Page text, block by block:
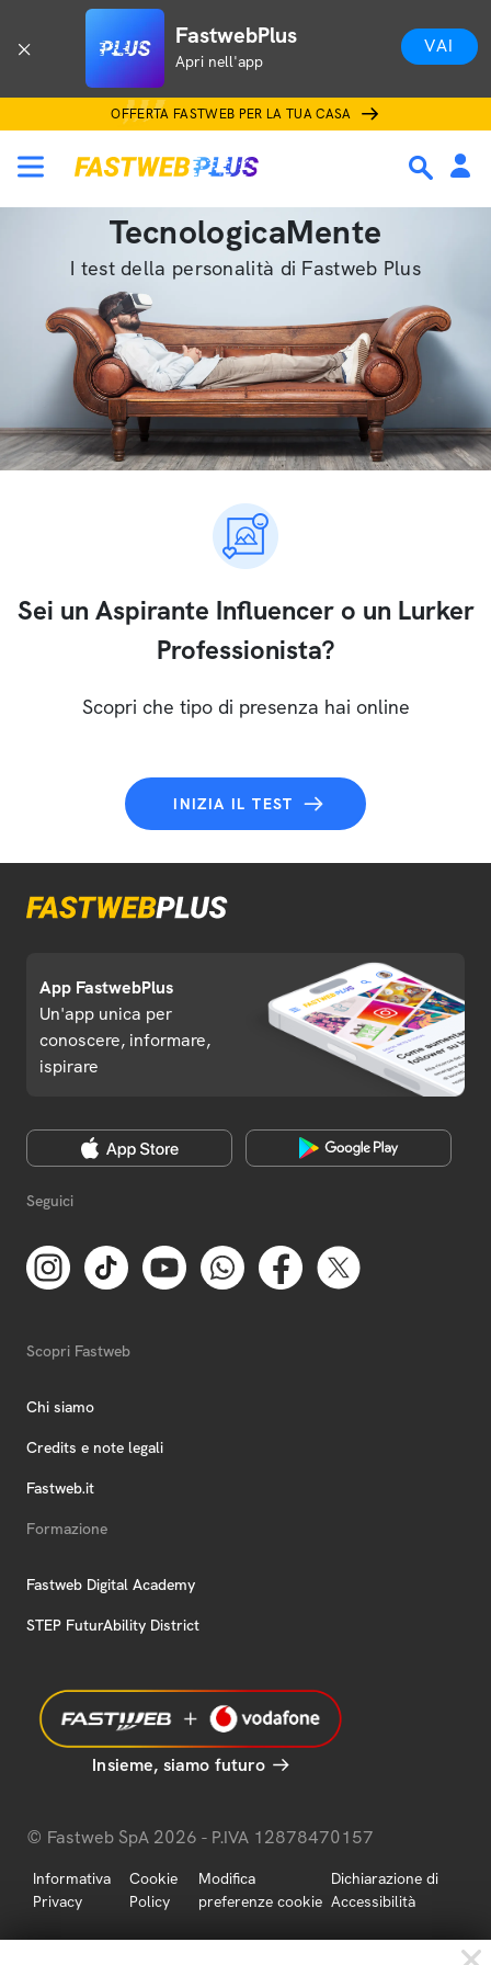
FastwebPlus
Apri nell'app
VAI
OFFERTA FASTWEB PER LA TUA CASA
TecnologicaMente
I test della personalità di Fastweb Plus
Sei un Aspirante Influencer o un Lurker
Professionista?
Scopri che tipo di presenza hai online
INIZIA IL TEST
App FastwebPlus
Un'app unica per
conoscere, informare,
ispirare
Seguici
Scopri Fastweb
Chi siamo
Credits e note legali
Fastweb.it
Formazione
Fastweb Digital Academy
STEP FuturAbility District
Insieme, siamo futuro
© Fastweb SpA 2026 - P.IVA 12878470157
Informativa
Privacy
Cookie
Policy
Modifica
preferenze cookie
Dichiarazione di
Accessibilità